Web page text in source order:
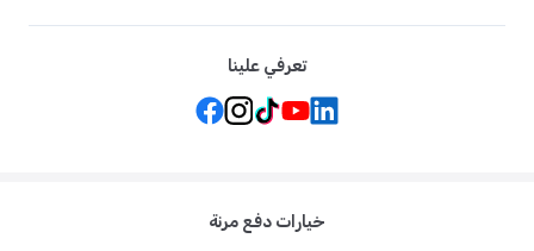
تعرفي علينا
خيارات دفع مرنة